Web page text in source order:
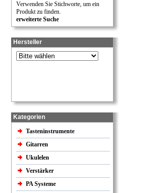
Verwenden Sie Stichworte, um ein
Produkt zu finden.
erweiterte Suche
Hersteller
Kategorien
Tasteninstrumente
Gitarren
Ukulelen
Verstärker
PA Systeme